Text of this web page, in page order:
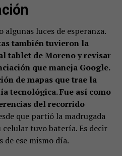
algunas luces de esperanza.
también tuvieron la
tablet de Moreno y revisar
que maneja Google.
de mapas que trae la
tecnológica. Fue así como
del recorrido
que partió la madrugada
celular tuvo batería. Es decir
de ese mismo día.